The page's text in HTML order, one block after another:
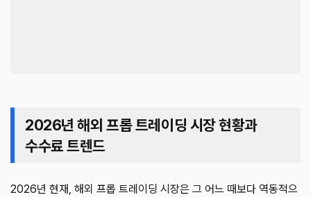
2026년 해외 프롭 트레이딩 시장 현황과
수수료 트렌드
2026년 현재, 해외 프롭 트레이딩 시장은 그 어느 때보다 역동적으